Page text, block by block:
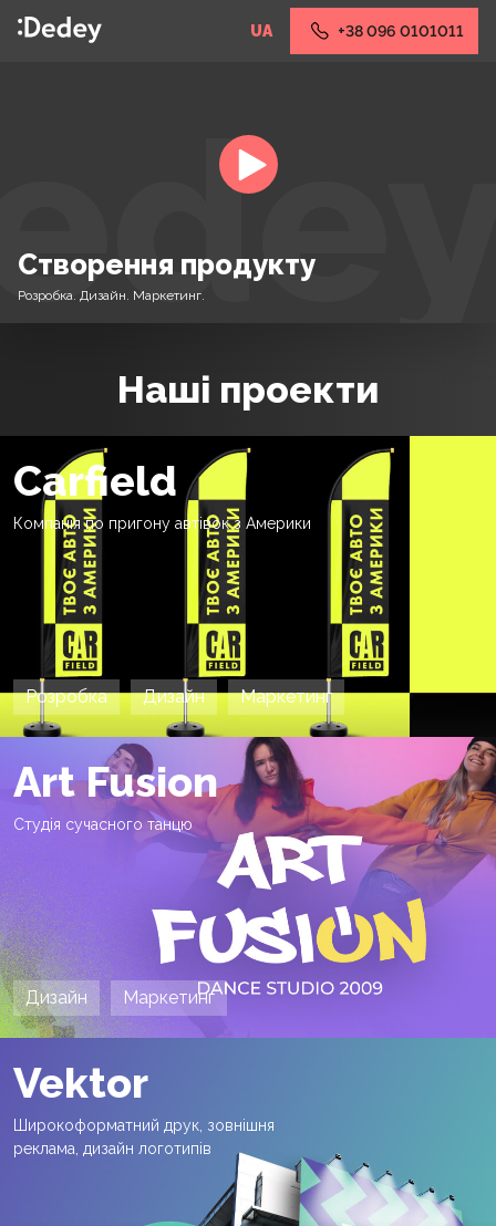
UA +38 096 0101011
Створення продукту
Розробка. Дизайн. Маркетинг.
Наші проекти
Розробка Дизайн Маркетинг
Carfield
Компанія по пригону автівок з Америки
Дизайн Маркетинг
Art Fusion
Студія сучасного танцю
Vektor
Широкоформатний друк, зовнішня
реклама, дизайн логотипів